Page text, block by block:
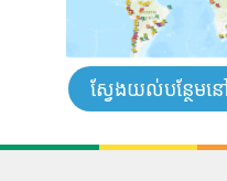
ស្វែងយល់បន្ថែមនៅ